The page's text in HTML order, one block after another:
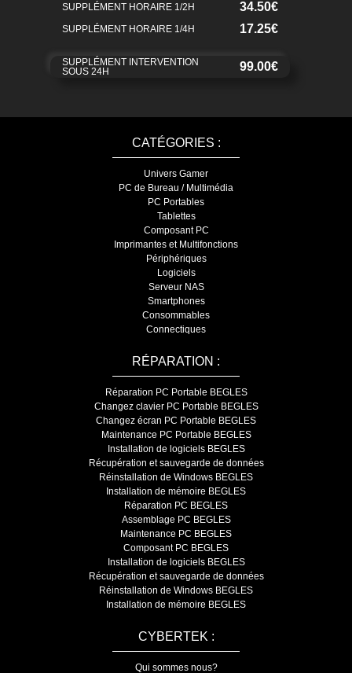
SUPPLÉMENT HORAIRE 1/2H 34.50€
SUPPLÉMENT HORAIRE 1/4H 17.25€
SUPPLÉMENT INTERVENTION
SOUS 24H
99.00€
CATÉGORIES :
Univers Gamer
PC de Bureau / Multimédia
PC Portables
Tablettes
Composant PC
Imprimantes et Multifonctions
Périphériques
Logiciels
Serveur NAS
Smartphones
Consommables
Connectiques
RÉPARATION :
Réparation PC Portable BEGLES
Changez clavier PC Portable BEGLES
Changez écran PC Portable BEGLES
Maintenance PC Portable BEGLES
Installation de logiciels BEGLES
Récupération et sauvegarde de données
Réinstallation de Windows BEGLES
Installation de mémoire BEGLES
Réparation PC BEGLES
Assemblage PC BEGLES
Maintenance PC BEGLES
Composant PC BEGLES
Installation de logiciels BEGLES
Récupération et sauvegarde de données
Réinstallation de Windows BEGLES
Installation de mémoire BEGLES
CYBERTEK :
Qui sommes nous?